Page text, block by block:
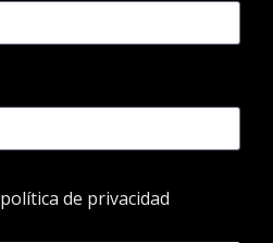
política de privacidad